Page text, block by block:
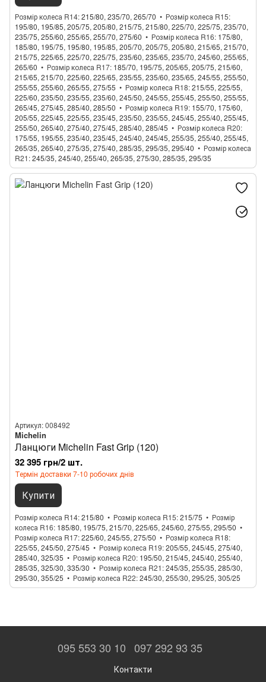
Розмір колеса R14 215/80, 235/70, 265/70
Розмір колеса R15
195/80, 195/85, 205/75, 205/80, 215/75, 215/80, 225/70, 225/75, 235/70,
235/75, 255/60, 255/65, 255/70, 275/60
Розмір колеса R16 175/80,
185/80, 195/75, 195/80, 195/85, 205/70, 205/75, 205/80, 215/65, 215/70,
215/75, 225/65, 225/70, 225/75, 235/60, 235/65, 235/70, 245/60, 255/65,
265/60
Розмір колеса R17 185/70, 195/75, 205/65, 205/75, 215/60,
215/65, 215/70, 225/60, 225/65, 235/55, 235/60, 235/65, 245/55, 255/50,
255/55, 255/60, 265/55, 275/55
Розмір колеса R18 215/55, 225/55,
225/60, 235/50, 235/55, 235/60, 245/50, 245/55, 255/45, 255/50, 255/55,
265/45, 275/45, 285/40, 285/50
Розмір колеса R19 155/70, 175/60,
205/55, 225/45, 225/55, 235/45, 235/50, 235/55, 245/45, 255/40, 255/45,
255/50, 265/40, 275/40, 275/45, 285/40, 285/45
Розмір колеса R20
175/55, 195/55, 235/40, 235/45, 245/40, 245/45, 255/35, 255/40, 255/45,
265/35, 265/40, 275/35, 275/40, 285/35, 295/35, 295/40
Розмір колеса
R21 245/35, 245/40, 255/40, 265/35, 275/30, 285/35, 295/35
Артикул: 008492
Michelin
Ланцюги Michelin Fast Grip (120)
32 395 грн/2 шт.
Термін доставки 7-10 робочих днів
Купити
Розмір колеса R14 215/80 Розмір колеса R15 215/75
Розмір
колеса R16 185/80, 195/75, 215/70, 225/65, 245/60, 275/55, 295/50
Розмір колеса R17 225/60, 245/55, 275/50
Розмір колеса R18
225/55, 245/50, 275/45
Розмір колеса R19 205/55, 245/45, 275/40,
285/40, 325/35
Розмір колеса R20 195/50, 215/45, 245/40, 255/40,
285/35, 325/30, 335/30
Розмір колеса R21 245/35, 255/35, 285/30,
295/30, 355/25
Розмір колеса R22 245/30, 255/30, 295/25, 305/25
095 553 30 10 097 292 93 35
Контакти